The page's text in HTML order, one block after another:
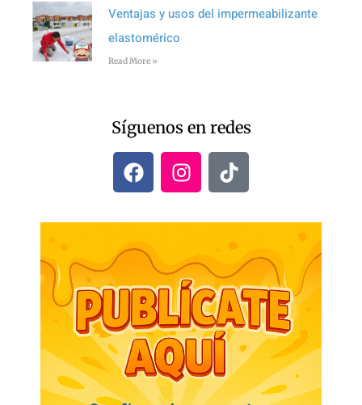
Ventajas y usos del impermeabilizante
elastomérico
Read More »
Síguenos en redes